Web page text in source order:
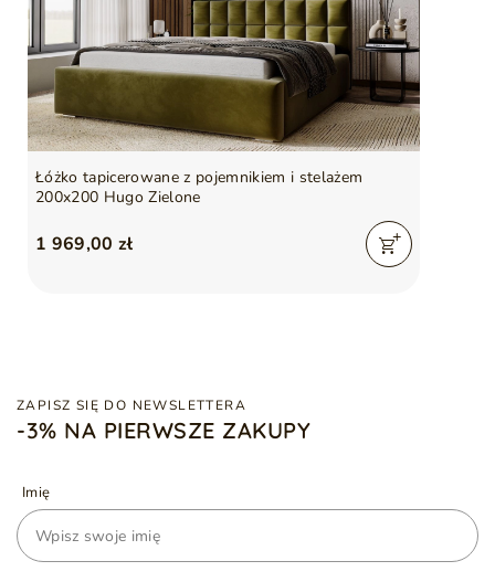
Łóżko tapicerowane z pojemnikiem i stelażem
200x200 Hugo Zielone
1 969,00 zł
ZAPISZ SIĘ DO NEWSLETTERA
-3% NA PIERWSZE ZAKUPY
Imię